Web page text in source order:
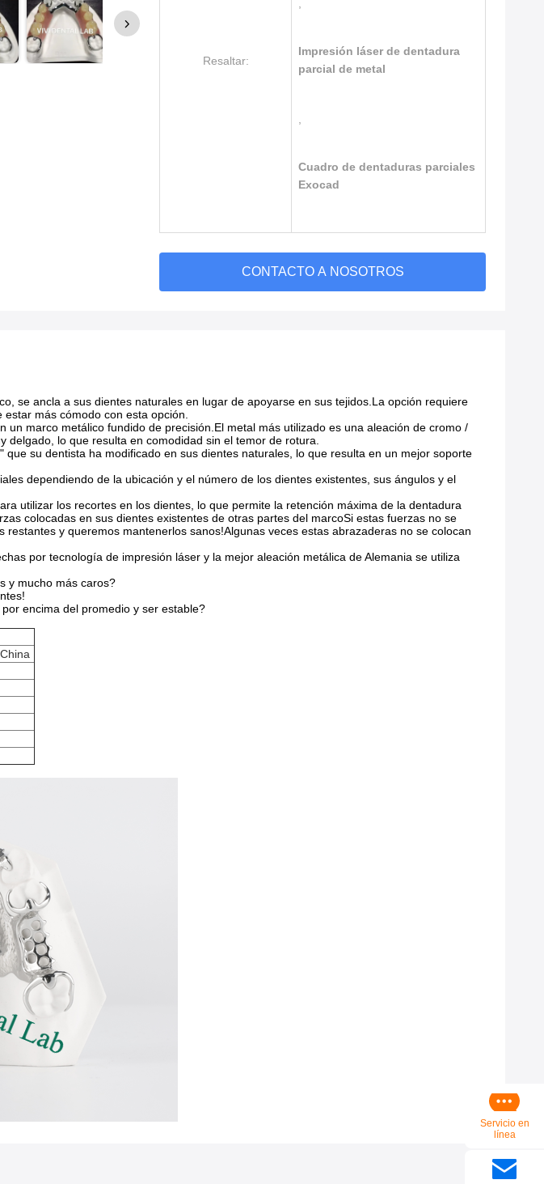
Resaltar:
Impresión láser de dentadura
parcial de metal
Cuadro de dentaduras parciales
Exocad
CONTACTO A NOSOTROS
se ancla a sus dientes naturales en lugar de apoyarse en sus tejidos.La opción requiere
más cómodo con esta opción.
un marco metálico fundido de precisión.El metal más utilizado es una aleación de cromo /
lo que resulta en comodidad sin el temor de rotura.
su dentista ha modificado en sus dientes naturales, lo que resulta en un mejor soporte
dependiendo de la ubicación y el número de los dientes existentes, sus ángulos y el
utilizar los recortes en los dientes, lo que permite la retención máxima de la dentadura
colocadas en sus dientes existentes de otras partes del marcoSi estas fuerzas no se
y queremos mantenerlos sanos!Algunas veces estas abrazaderas no se colocan
por tecnología de impresión láser y la mejor aleación metálica de Alemania se utiliza
y mucho más caros?
encima del promedio y ser estable?
Servicio en
línea